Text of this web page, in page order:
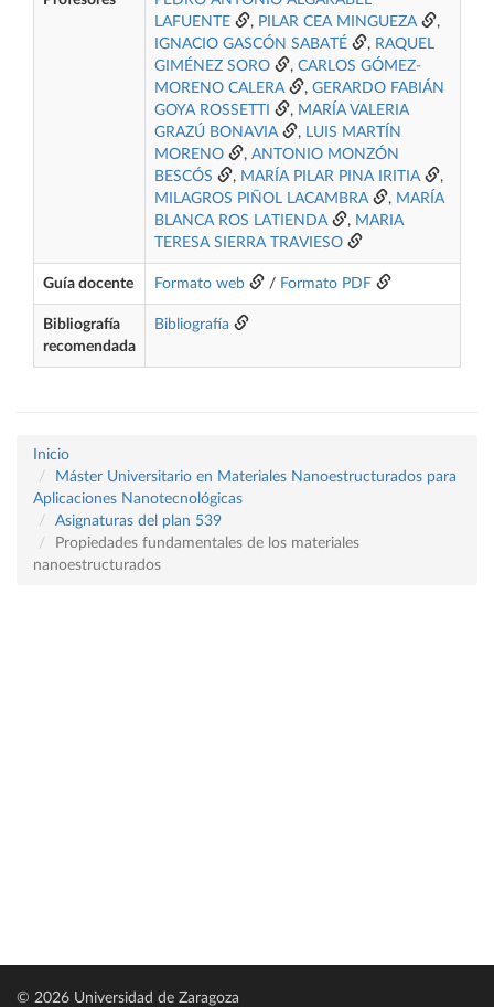
LAFUENTE
, PILAR CEA MINGUEZA
,
IGNACIO GASCÓN SABATÉ
, RAQUEL
GIMÉNEZ SORO
, CARLOS GÓMEZ-
MORENO CALERA
, GERARDO FABIÁN
GOYA ROSSETTI
, MARÍA VALERIA
GRAZÚ BONAVIA
, LUIS MARTÍN
MORENO
, ANTONIO MONZÓN
BESCÓS
, MARÍA PILAR PINA IRITIA
,
MILAGROS PIÑOL LACAMBRA
, MARÍA
BLANCA ROS LATIENDA
, MARIA
TERESA SIERRA TRAVIESO
Guía docente Formato web / Formato PDF
Bibliografía
recomendada
Bibliografía
Inicio
Máster Universitario en Materiales Nanoestructurados para
Aplicaciones Nanotecnológicas
Asignaturas del plan 539
Propiedades fundamentales de los materiales
nanoestructurados
© 2026 Universidad de Zaragoza